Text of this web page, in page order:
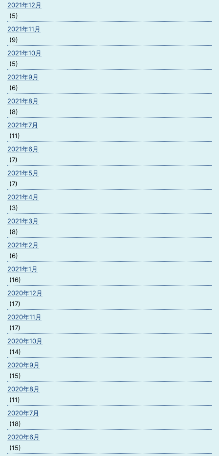
2021年12月
(5)
2021年11月
(9)
2021年10月
(5)
2021年9月
(6)
2021年8月
(8)
2021年7月
(11)
2021年6月
(7)
2021年5月
(7)
2021年4月
(3)
2021年3月
(8)
2021年2月
(6)
2021年1月
(16)
2020年12月
(17)
2020年11月
(17)
2020年10月
(14)
2020年9月
(15)
2020年8月
(11)
2020年7月
(18)
2020年6月
(15)